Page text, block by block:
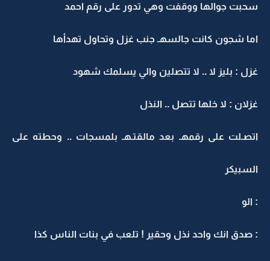
سحبت جوالها ووقفت وهي تدور على رقم احمد
اما شجون كانت جالسهـ جنب غزل وتحاول تهدأها
غزل : بليز لا .. لا تتصلين والي يسلمك شهود
غزلان : لا خلها تتصل .. النذل
اتصـلت على رقمهـ بعد مالقتـهـ بلمسجات .. وحطته على
السبيكر
: الو
: صدق انك واحد نذل وحقير ! تلعب في بنات الناس كذا